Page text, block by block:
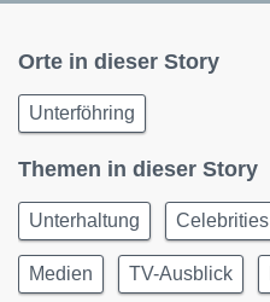
Orte in dieser Story
Unterföhring
Themen in dieser Story
Unterhaltung Celebrities
Medien TV-Ausblick